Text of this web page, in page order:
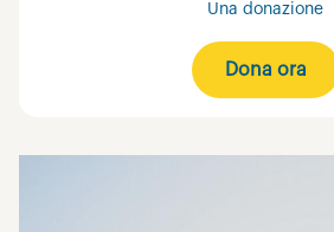
Una donazione
Dona ora